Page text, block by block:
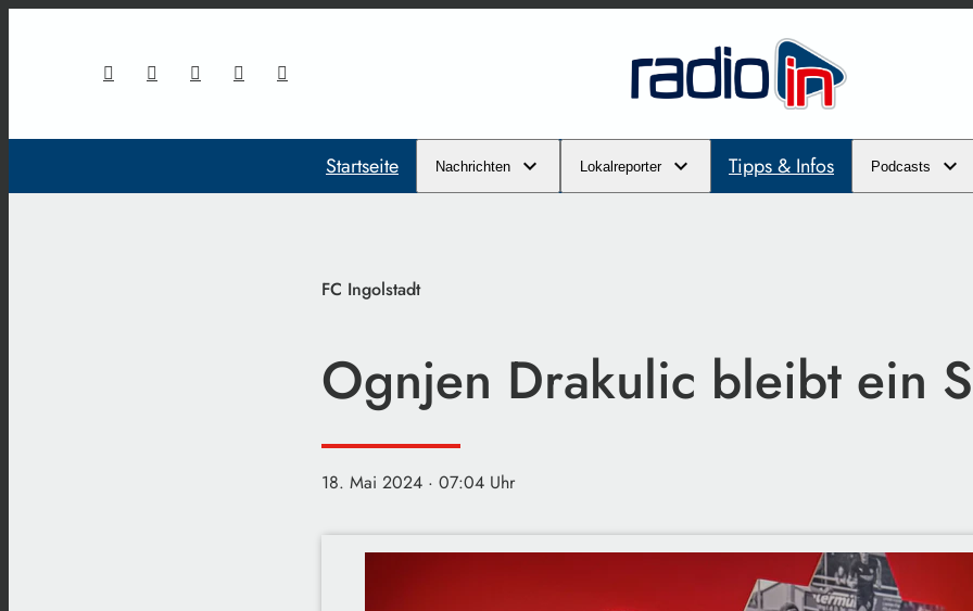
Startseite Nachrichten Lokalreporter Tipps & Infos Podcasts
FC Ingolstadt
Ognjen Drakulic bleibt ein
18. Mai 2024 · 07:04 Uhr